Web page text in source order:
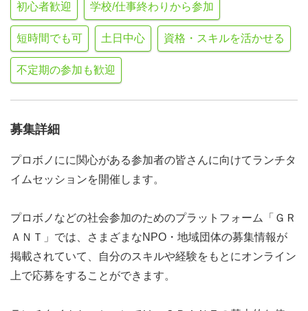
初心者歓迎 学校/仕事終わりから参加
短時間でも可 土日中心 資格・スキルを活かせる
不定期の参加も歓迎
募集詳細
プロボノにに関心がある参加者の皆さんに向けてランチタ
イムセッションを開催します。
プロボノなどの社会参加のためのプラットフォーム「ＧＲ
ＡＮＴ」では、さまざまなNPO・地域団体の募集情報が
掲載されていて、自分のスキルや経験をもとにオンライン
上で応募をすることができます。